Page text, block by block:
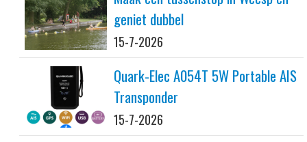
geniet dubbel
15-7-2026
Quark-Elec A054T 5W Portable AIS
Transponder
15-7-2026